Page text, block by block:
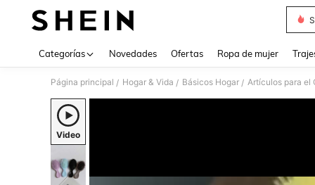
Categorías Novedades Ofertas Ropa de mujer
Página principal / Hogar & Vida / Básicos Hogar / Artículos para el
Video